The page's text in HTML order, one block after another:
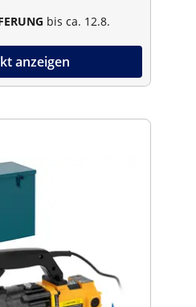
bis ca. 12.8.
anzeigen